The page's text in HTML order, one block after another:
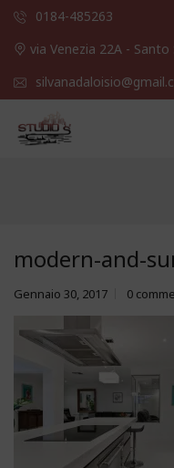
0184-485263
via Venezia 22A -
modern-and-
Gennaio 30, 2017 0